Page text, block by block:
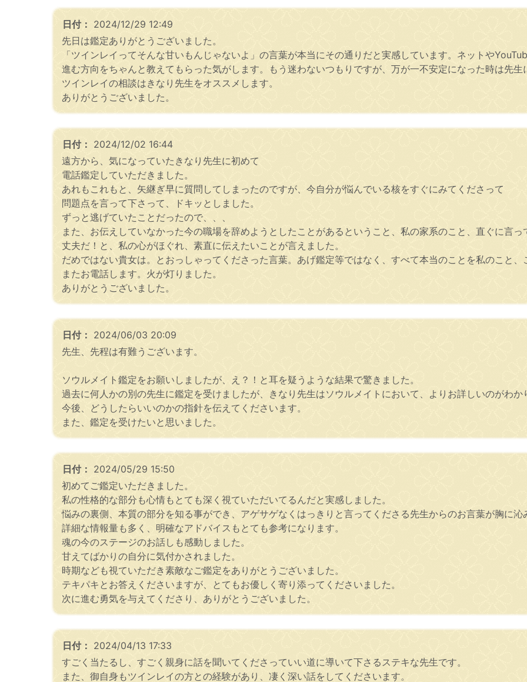
日付： 2024/12/29 12:49
先日は鑑定ありがとうございました。
「ツインレイってそんな甘いもんじゃないよ」の言葉が本当にその通りだと実感しています。ネットや
進む方向をちゃんと教えてもらった気がします。もう迷わないつもりですが、万が一不安定になった時は先
ツインレイの相談はきなり先生をオススメします。
ありがとうございました。
日付： 2024/12/02 16:44
遠方から、気になっていたきなり先生に初めて
電話鑑定していただきました。
あれもこれもと、矢継ぎ早に質問してしまったのですが、今自分が悩んでいる核をすぐにみてくださって
問題点を言って下さって、ドキッとしました。
ずっと逃げていたことだったので、、、
また、お伝えしていなかった今の職場を辞めようとしたことがあるということ、私の家系のこと、直ぐに言
丈夫だ！と、私の心がほぐれ、素直に伝えたいことが言えました。
だめではない貴女は。とおっしゃってくださった言葉。あげ鑑定等ではなく、すべて本当のことを私のこと
またお電話します。火が灯りました。
ありがとうございました。
日付： 2024/06/03 20:09
先生、先程は有難うございます。
ソウルメイト鑑定をお願いしましたが、え？！と耳を疑うような結果で驚きました。
過去に何人かの別の先生に鑑定を受けましたが、きなり先生はソウルメイトにおいて、よりお詳しいのがわか
今後、どうしたらいいのかの指針を伝えてくださいます。
また、鑑定を受けたいと思いました。
日付： 2024/05/29 15:50
初めてご鑑定いただきました。
私の性格的な部分も心情もとても深く視ていただいてるんだと実感しました。
悩みの裏側、本質の部分を知る事ができ、アゲサゲなくはっきりと言ってくださる先生からのお言葉が胸に沁
詳細な情報量も多く、明確なアドバイスもとても参考になります。
魂の今のステージのお話しも感動しました。
甘えてばかりの自分に気付かされました。
時期なども視ていただき素敵なご鑑定をありがとうございました。
テキパキとお答えくださいますが、とてもお優しく寄り添ってくださいました。
次に進む勇気を与えてくださり、ありがとうございました。
日付： 2024/04/13 17:33
すごく当たるし、すごく親身に話を聞いてくださっていい道に導いて下さるステキな先生です。
また、御自身もツインレイの方との経験があり、凄く深い話をしてくださいます。